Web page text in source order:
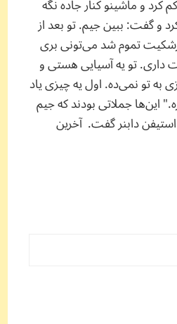
و ماشینو کنار جاده نگه
و گفت: ببین جیم. تو بعد از
تموم شد می‌تونی بری
تو یه آسیایی هستی و
تو نمی‌ده. اول یه چیزی یاد
این‌ها جملاتی بودند که جیم
دابنر گفت. آخرین